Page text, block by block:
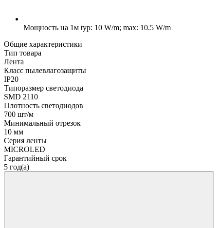
Мощность на 1м typ: 10 W/m; max: 10.5 W/m
Общие характеристики
Тип товара
Лента
Класс пылевлагозащиты
IP20
Типоразмер светодиода
SMD 2110
Плотность светодиодов
700 шт/м
Минимальный отрезок
10 мм
Серия ленты
MICROLED
Гарантийный срок
5 год(а)